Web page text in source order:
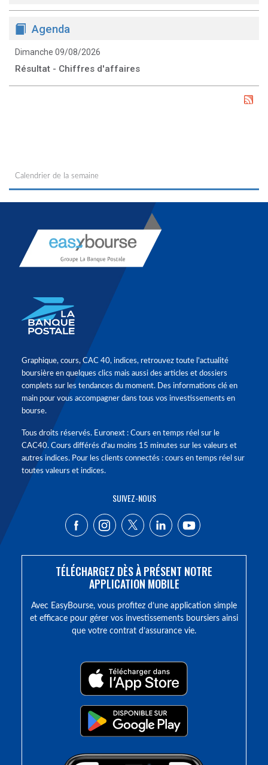
Agenda
Dimanche 09/08/2026
Résultat - Chiffres d'affaires
Calendrier de la semaine
Graphique, cours, CAC 40, indices, retrouvez toute l'actualité
boursière en quelques clics mais aussi des articles et dossiers
complets sur les tendances du moment. Des informations clé en
main pour vous accompagner dans tous vos investissements en
bourse.
Tous droits réservés. Euronext : Cours en temps réel sur le
CAC40. Cours différés d'au moins 15 minutes sur les valeurs et
autres indices. Pour les clients connectés : cours en temps réel sur
toutes valeurs et indices.
SUIVEZ-NOUS
TÉLÉCHARGEZ DÈS À PRÉSENT NOTRE
APPLICATION MOBILE
Avec EasyBourse, vous profitez d’une application simple
et efficace pour gérer vos investissements boursiers ainsi
que votre contrat d’assurance vie.